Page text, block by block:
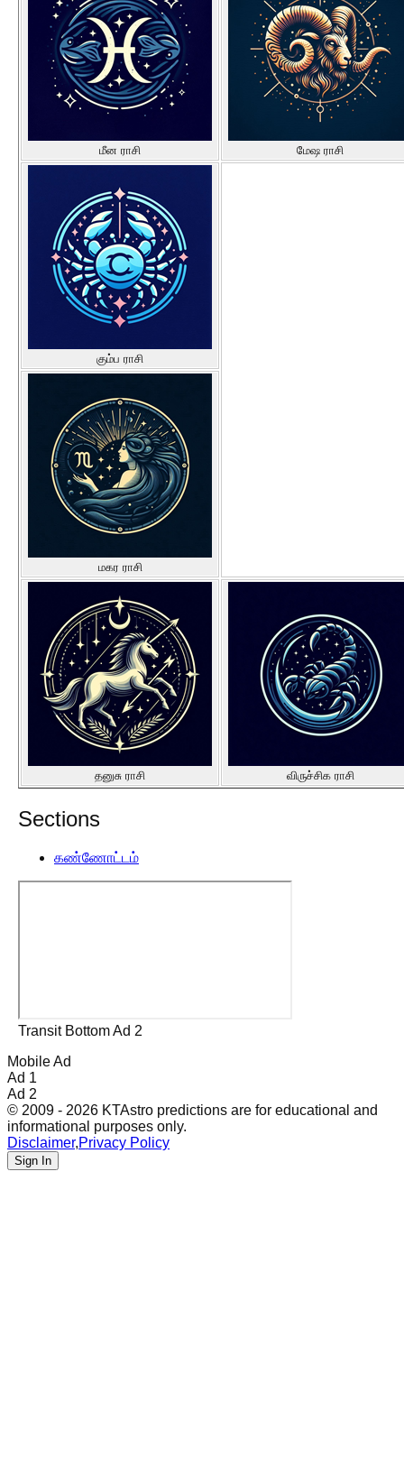
மீன ராசி மேஷ ராசி
கும்ப ராசி
மகர ராசி
தனுசு ராசி விருச்சிக ராசி
Sections
கண்ணோட்டம்
Transit Bottom Ad 2
Mobile Ad
Ad 1
Ad 2
© 2009 - 2026 KTAstro predictions are for educational and
informational purposes only.
Disclaimer,Privacy Policy
Sign In